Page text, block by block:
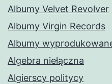
Albumy Velvet Revolver
Albumy Virgin Records
Albumy
Algebra niełączna
Algierscy politycy